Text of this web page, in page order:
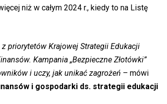
niż w całym 2024 r., kiedy to na Listę
priorytetów Krajowej Strategii Edukacji
Kampania „Bezpieczne Złotówki”
i uczy, jak unikać zagrożeń – mówi
i gospodarki ds. strategii edukacji